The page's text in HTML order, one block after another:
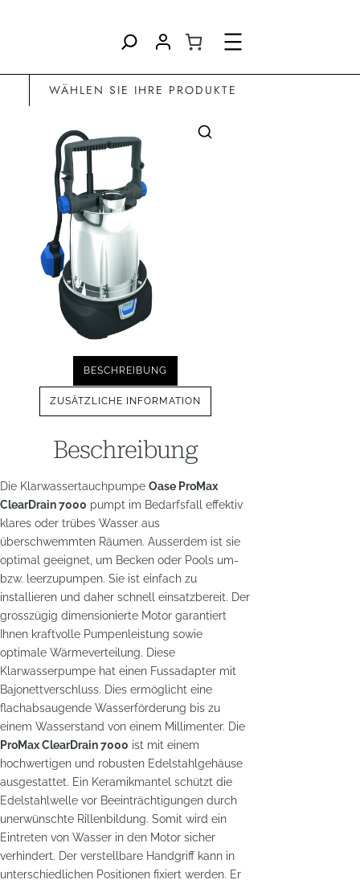
WÄHLEN SIE IHRE PRODUKTE
BESCHREIBUNG
ZUSÄTZLICHE INFORMATION
Beschreibung
Die Klarwassertauchpumpe Oase ProMax
ClearDrain 7000 pumpt im Bedarfsfall effektiv
klares oder trübes Wasser aus
überschwemmten Räumen. Ausserdem ist sie
optimal geeignet, um Becken oder Pools um-
bzw. leerzupumpen. Sie ist einfach zu
installieren und daher schnell einsatzbereit. Der
grosszügig dimensionierte Motor garantiert
Ihnen kraftvolle Pumpenleistung sowie
optimale Wärmeverteilung. Diese
Klarwasserpumpe hat einen Fussadapter mit
Bajonettverschluss. Dies ermöglicht eine
flachabsaugende Wasserförderung bis zu
einem Wasserstand von einem Millimenter. Die
ProMax ClearDrain 7000 ist mit einem
hochwertigen und robusten Edelstahlgehäuse
ausgestattet. Ein Keramikmantel schützt die
Edelstahlwelle vor Beeinträchtigungen durch
unerwünschte Rillenbildung. Somit wird ein
Eintreten von Wasser in den Motor sicher
verhindert. Der verstellbare Handgriff kann in
unterschiedlichen Positionen fixiert werden. Er